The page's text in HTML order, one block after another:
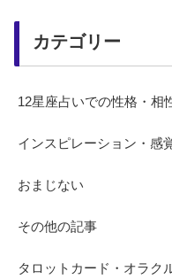
カテゴリー
12星座占いでの性格・相
インスピレーション・感
おまじない
その他の記事
タロットカード・オラク